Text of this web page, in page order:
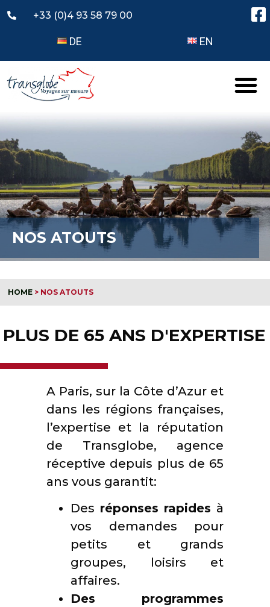
+33 (0)4 93 58 79 00
DE EN
NOS ATOUTS
HOME > NOS ATOUTS
PLUS DE 65 ANS D'EXPERTISE
A Paris, sur la Côte d’Azur et
dans les régions françaises,
l’expertise et la réputation
de Transglobe, agence
réceptive depuis plus de 65
ans vous garantit:
Des réponses rapides à
vos demandes pour
petits et grands
groupes, loisirs et
affaires.
Des programmes